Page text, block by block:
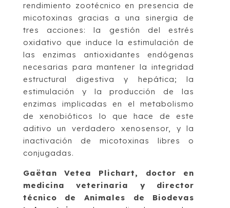
rendimiento zootécnico en presencia de
micotoxinas gracias a una sinergia de
tres acciones: la gestión del estrés
oxidativo que induce la estimulación de
las enzimas antioxidantes endógenas
necesarias para mantener la integridad
estructural digestiva y hepática; la
estimulación y la producción de las
enzimas implicadas en el metabolismo
de xenobióticos lo que hace de este
aditivo un verdadero xenosensor, y la
inactivación de micotoxinas libres o
conjugadas.
Gaëtan Vetea Plichart, doctor en
medicina veterinaria y director
técnico de Animales de Biodevas